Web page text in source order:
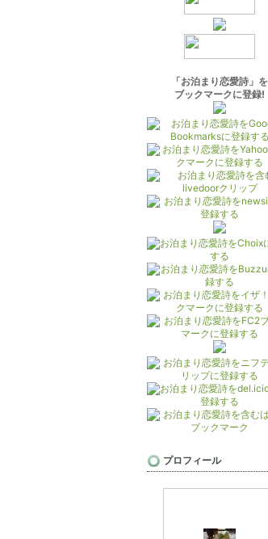
「お泊まり恋愛詩」を
ブックマークに登録!
プロフィール